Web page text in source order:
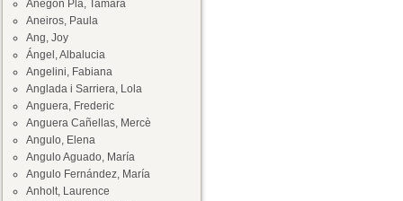
Anegón Pla, Tamara
Aneiros, Paula
Ang, Joy
Ángel, Albalucia
Angelini, Fabiana
Anglada i Sarriera, Lola
Anguera, Frederic
Anguera Cañellas, Mercè
Angulo, Elena
Angulo Aguado, María
Angulo Fernández, María
Anholt, Laurence